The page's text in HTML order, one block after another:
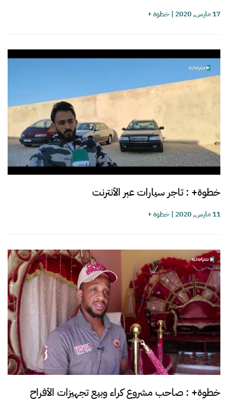
17 مارس, 2020 |خطوة +
خطوة+ : تاجر سيارات عبر الأنترنت
11 مارس, 2020 |خطوة +
خطوة+ : صاحب مشروع كراء وبيع تجهيزات الأفراح